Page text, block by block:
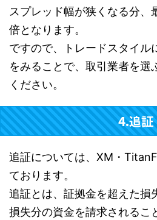
スプレッド幅が狭くなる分
倍となります。
ですので、トレードスタイル
をみることで、取引業者を選
ください。
4.追証
追証については、XM・
ております。
追証とは、証拠金を超えた損
損失分の資金を請求されるこ